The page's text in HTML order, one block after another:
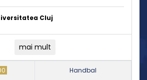
Cluj
mai mult
Handbal